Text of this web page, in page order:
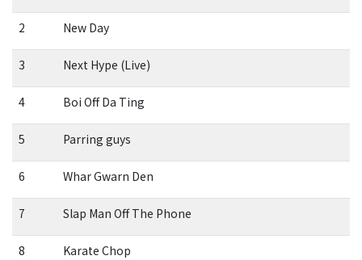
2 New Day
3 Next Hype (Live)
4 Boi Off Da Ting
5 Parring guys
6 Whar Gwarn Den
7 Slap Man Off The Phone
8 Karate Chop